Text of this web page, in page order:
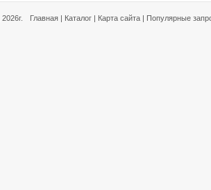
, 2026г. Главная | Каталог | Карта сайта | Популярные